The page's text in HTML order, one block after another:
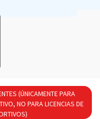
(ÚNICAMENTE PARA
NO PARA LICENCIAS DE